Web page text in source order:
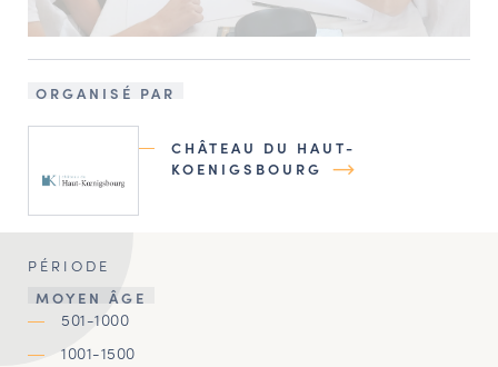
ORGANISÉ PAR
CHÂTEAU DU HAUT-
KOENIGSBOURG
PÉRIODE
MOYEN ÂGE
501-1000
1001-1500